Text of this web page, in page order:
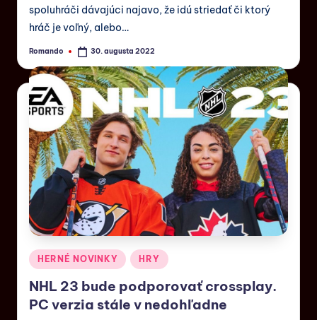
spoluhráči dávajúci najavo, že idú striedať či ktorý
hráč je voľný, alebo…
Romando 30. augusta 2022
HERNÉ NOVINKY HRY
NHL 23 bude podporovať crossplay.
PC verzia stále v nedohľadne